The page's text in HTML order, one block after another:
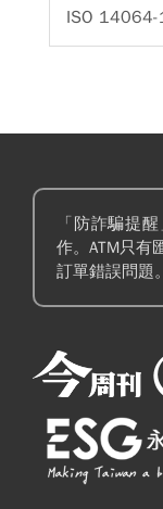
ISO
「防詐騙提
作。ATM只有
訂單錯誤問題